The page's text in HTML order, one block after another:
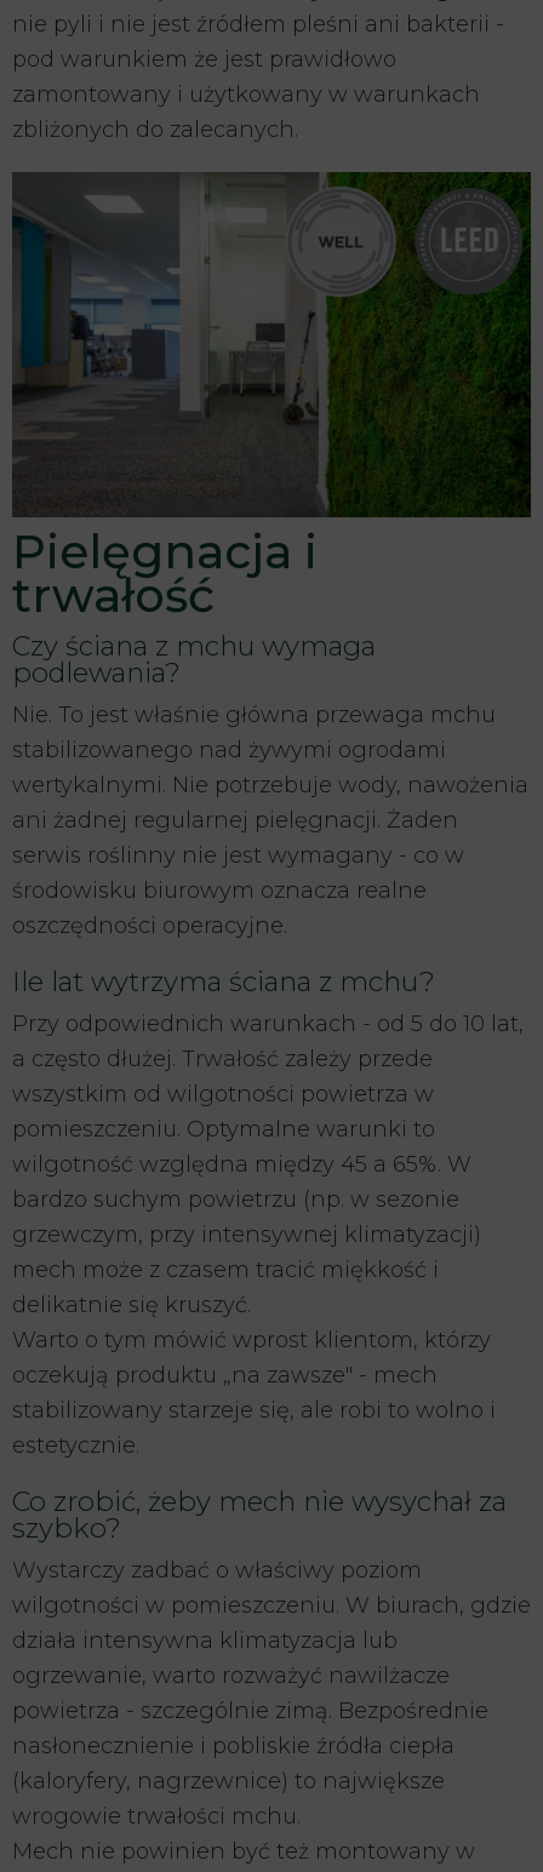
nie pyli i nie jest źródłem pleśni ani bakterii -
pod warunkiem że jest prawidłowo
zamontowany i użytkowany w warunkach
zbliżonych do zalecanych.
Pielęgnacja i
trwałość
Czy ściana z mchu wymaga
podlewania?
Nie. To jest właśnie główna przewaga mchu
stabilizowanego nad żywymi ogrodami
wertykalnymi. Nie potrzebuje wody, nawożenia
ani żadnej regularnej pielęgnacji. Żaden
serwis roślinny nie jest wymagany - co w
środowisku biurowym oznacza realne
oszczędności operacyjne.
Ile lat wytrzyma ściana z mchu?
Przy odpowiednich warunkach - od 5 do 10 lat,
a często dłużej. Trwałość zależy przede
wszystkim od wilgotności powietrza w
pomieszczeniu. Optymalne warunki to
wilgotność względna między 45 a 65%. W
bardzo suchym powietrzu (np. w sezonie
grzewczym, przy intensywnej klimatyzacji)
mech może z czasem tracić miękkość i
delikatnie się kruszyć.
Warto o tym mówić wprost klientom, którzy
oczekują produktu „na zawsze" - mech
stabilizowany starzeje się, ale robi to wolno i
estetycznie.
Co zrobić, żeby mech nie wysychał za
szybko?
Wystarczy zadbać o właściwy poziom
wilgotności w pomieszczeniu. W biurach, gdzie
działa intensywna klimatyzacja lub
ogrzewanie, warto rozważyć nawilżacze
powietrza - szczególnie zimą. Bezpośrednie
nasłonecznienie i pobliskie źródła ciepła
(kaloryfery, nagrzewnice) to największe
wrogowie trwałości mchu.
Mech nie powinien być też montowany w